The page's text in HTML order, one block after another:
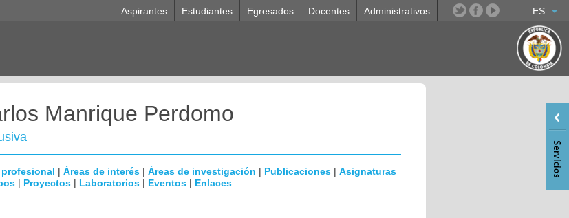
ES
Aspirantes Estudiantes Egresados Docentes Administrativos
Manrique Perdomo
profesional | Áreas de interés | Áreas de investigación | Publicaciones | Asignaturas
| Proyectos | Laboratorios | Eventos | Enlaces